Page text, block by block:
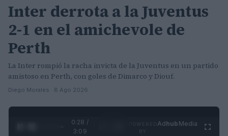
Inter derrota a la Juventus
2-1 en el amichevole de
Perth
La Inter rompió la racha invicta de la Juventus en un partido
amistoso en Perth, con goles de Dimarco y Diouf.
Diego Morales · 8 Ago 2026
0:31 /
3:09
Adhub Media